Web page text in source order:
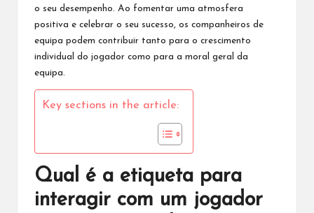
o seu desempenho. Ao fomentar uma atmosfera
positiva e celebrar o seu sucesso, os companheiros de
equipa podem contribuir tanto para o crescimento
individual do jogador como para a moral geral da
equipa.
Key sections in the article:
Qual é a etiqueta para
interagir com um jogador